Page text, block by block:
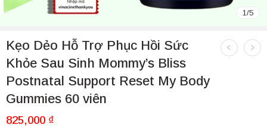
1/5
Kẹo Dẻo Hỗ Trợ Phục Hồi Sức
Khỏe Sau Sinh Mommy’s Bliss
Postnatal Support Reset My Body
Gummies 60 viên
825,000 ₫